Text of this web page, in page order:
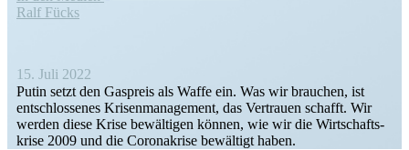
Ralf Fücks
15. Juli 2022
Putin setzt den Gaspreis als Waffe ein. Was wir brauchen, ist
entschlos­senes Krisen­ma­nagement, das Vertrauen schafft. Wir
werden diese Krise bewäl­tigen können, wie wir die Wirtschafts­
krise 2009 und die Corona­krise bewältigt haben.